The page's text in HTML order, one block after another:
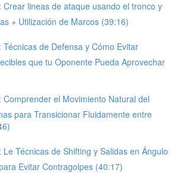
Crear lineas de ataque usando el tronco y
+ Utilización de Marcos (39:16)
Técnicas de Defensa y Cómo Evitar
que tu Oponente Pueda Aprovechar
Comprender el Movimiento Natural del
para Transicionar Fluidamente entre
Le Técnicas de Shifting y Salidas en Ángulo
Evitar Contragolpes (40:17)